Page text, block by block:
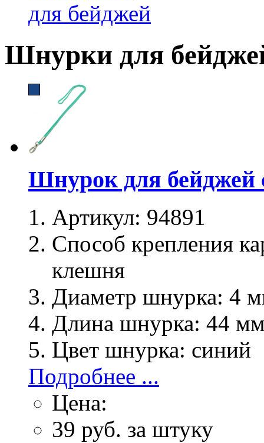
для бейджей
Шнурки для
Шнурок для бейджей
Артикул: 94891
Способ крепления
клешня
Диаметр шнурка: 4
Длина шнурка: 44
Цвет шнурка: синий
Подробнее ...
Цена:
39 руб. за штуку